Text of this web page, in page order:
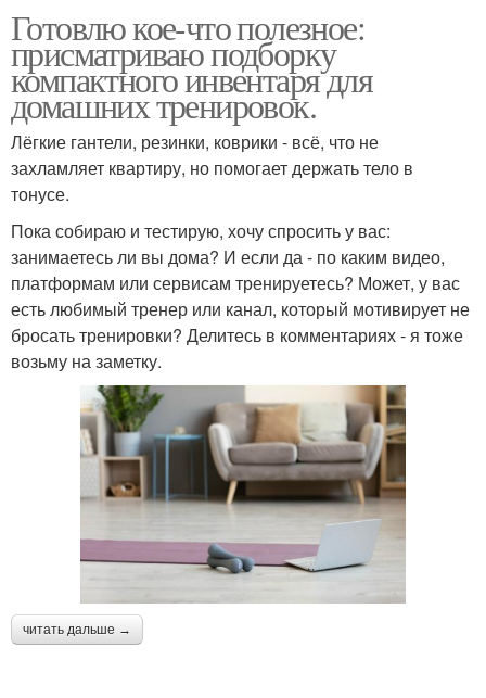
Готовлю кое-что полезное:
присматриваю подборку
компактного инвентаря для
домашних тренировок.
Лёгкие гантели, резинки, коврики - всё, что не
захламляет квартиру, но помогает держать тело в
тонусе.
Пока собираю и тестирую, хочу спросить у вас:
занимаетесь ли вы дома? И если да - по каким видео,
платформам или сервисам тренируетесь? Может, у вас
есть любимый тренер или канал, который мотивирует не
бросать тренировки? Делитесь в комментариях - я тоже
возьму на заметку.
читать дальше →